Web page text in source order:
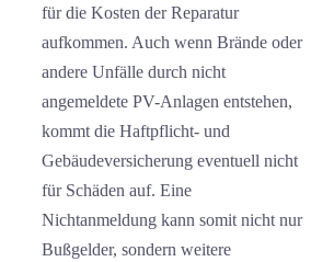
für die Kosten der Reparatur
aufkommen. Auch wenn Brände oder
andere Unfälle durch nicht
angemeldete PV-Anlagen entstehen,
kommt die Haftpflicht- und
Gebäudeversicherung eventuell nicht
für Schäden auf. Eine
Nichtanmeldung kann somit nicht nur
Bußgelder, sondern weitere